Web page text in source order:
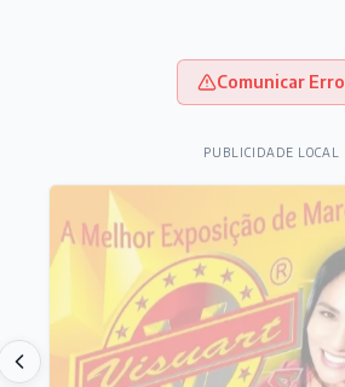
Comunicar Erro
PUBLICIDADE LOCAL